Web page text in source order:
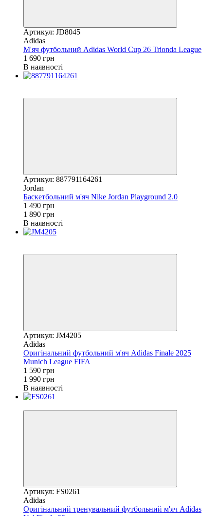
Артикул: JD8045
Adidas
М'яч футбольний Adidas World Cup 26 Trionda League
1 690 грн
В наявності
Артикул: 887791164261
Jordan
Баскетбольний м'яч Nike Jordan Playground 2.0
1 490 грн
1 890 грн
В наявності
Артикул: JM4205
Adidas
Оригінальний футбольний м'яч Adidas Finale 2025
Munich League FIFA
1 590 грн
1 990 грн
В наявності
Артикул: FS0261
Adidas
Оригінальний тренувальний футбольний м'яч Adidas